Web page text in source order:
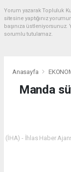
Yorum yazarak Topluluk
sitesine yaptığınız
başınıza
sorumlu tutulamaz.
Anasayfa
Manda
(İHA) - İhlas Haber